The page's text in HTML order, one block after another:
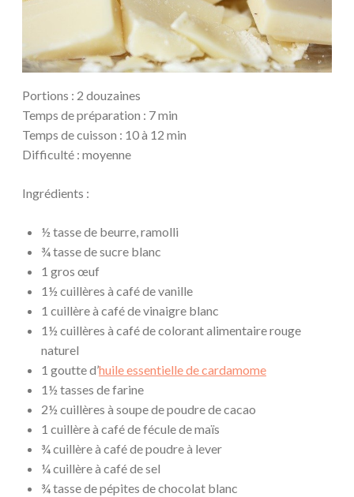
Portions : 2 douzaines
Temps de préparation : 7 min
Temps de cuisson : 10 à 12 min
Difficulté : moyenne
Ingrédients :
½ tasse de beurre, ramolli
¾ tasse de sucre blanc
1 gros œuf
1½ cuillères à café de vanille
1 cuillère à café de vinaigre blanc
1½ cuillères à café de colorant alimentaire rouge
naturel
1 goutte d’huile essentielle de cardamome
1½ tasses de farine
2½ cuillères à soupe de poudre de cacao
1 cuillère à café de fécule de maïs
¾ cuillère à café de poudre à lever
¼ cuillère à café de sel
¾ tasse de pépites de chocolat blanc